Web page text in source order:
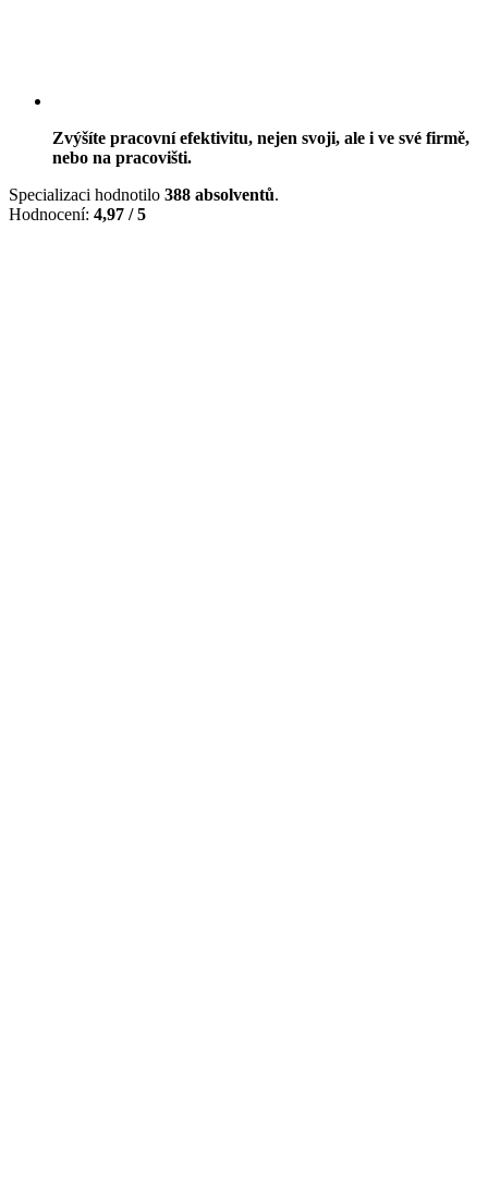
Zvýšíte pracovní efektivitu, nejen svoji, ale i ve své firmě,
nebo na pracovišti.
Specializaci hodnotilo 388 absolventů.
Hodnocení: 4,97 / 5